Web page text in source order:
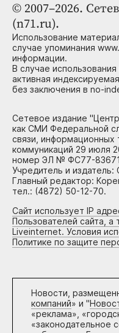
© 2007–2026.
(n71.ru).
Использование
случае упоминания
информации.
В случае
активная
без заключения в no-
Сетевое издание
как СМИ Федеральной
связи, информационных
коммуникаций 29 июля
номер ЭЛ № ФС77-
Учредитель и
Главный редактор:
тел.: (4872) 50-12-70.
Сайт использует IP
Пользователей сайта, а
Liveinternet. Условия
Политике по защите
Новости,
компаний» и "
«реклама»,
«законодательное